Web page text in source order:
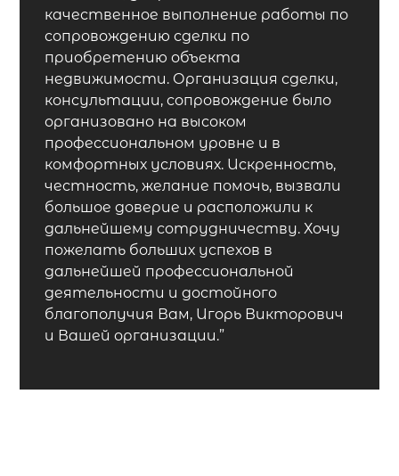
качественное выполнение работы по
сопровождению сделки по
приобретению объекта
недвижимости. Организация сделки,
консультации, сопровождение было
организовано на высоком
профессиональном уровне и в
комфортных условиях. Искренность,
честность, желание помочь, вызвали
большое доверие и расположили к
дальнейшему сотрудничеству. Хочу
пожелать больших успехов в
дальнейшей профессиональной
деятельности и достойного
благополучия Вам, Игорь Викторович
и Вашей организации.”